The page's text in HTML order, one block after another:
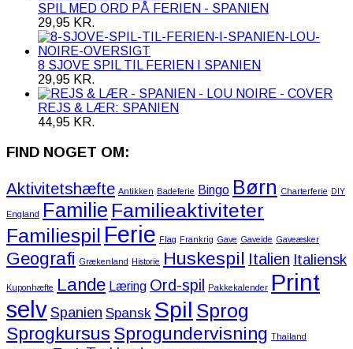
SPIL MED ORD PÅ FERIEN - SPANIEN
29,95 KR.
8 SJOVE SPIL TIL FERIEN I SPANIEN
29,95 KR.
REJS & LÆR: SPANIEN
44,95 KR.
FIND NOGET OM:
Aktivitetshæfte Antikken Badeferie Bingo Børn Charterferie DIY
England Familie Familieaktiviteter
Familiespil Ferie Flag Frankrig Gave Gaveide Gaveæsker
Geografi Grækenland Historie Huskespil Italien Italiensk
Kuponhæfte Lande Læring Ord-spil Pakkekalender Print
selvSpanien Spansk Spil Sprog
Sprogkursus Sprogundervisning Thailand